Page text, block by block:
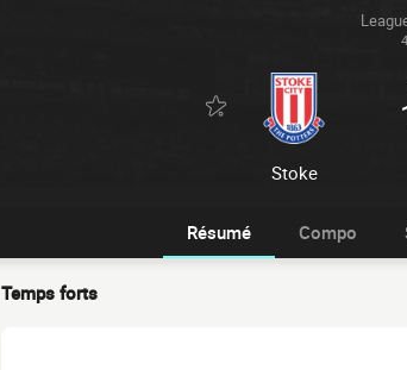
Stoke
Résumé Compo
Temps forts